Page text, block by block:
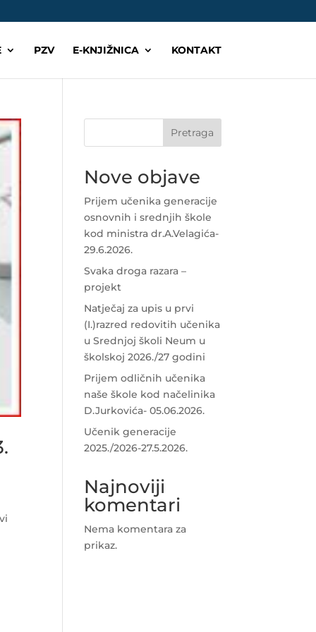
PZV E-KNJIŽNICA KONTAKT
Pretraga
Nove objave
Prijem učenika generacije
osnovnih i srednjih škole
kod ministra dr.A.Velagića-
29.6.2026.
Svaka droga razara –
projekt
Natječaj za upis u prvi
(I.)razred redovitih učenika
u Srednjoj školi Neum u
školskoj 2026./27 godini
Prijem odličnih učenika
naše škole kod načelinika
D.Jurkovića- 05.06.2026.
Učenik generacije
2025./2026-27.5.2026.
Najnoviji
komentari
Nema komentara za
prikaz.